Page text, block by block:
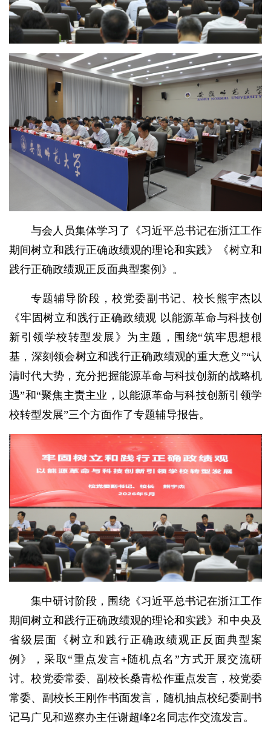
与会人员集体学习了《习近平总书记在浙江工作
期间树立和践行正确政绩观的理论和实践》《树立和
践行正确政绩观正反面典型案例》。
专题辅导阶段，校党委副书记、校长熊宇杰以
《牢固树立和践行正确政绩观 以能源革命与科技创
新引领学校转型发展》为主题，围绕“筑牢思想根
基，深刻领会树立和践行正确政绩观的重大意义”“认
清时代大势，充分把握能源革命与科技创新的战略机
遇”和“聚焦主责主业，以能源革命与科技创新引领学
校转型发展”三个方面作了专题辅导报告。
集中研讨阶段，围绕《习近平总书记在浙江工作
期间树立和践行正确政绩观的理论和实践》和中央及
省级层面《树立和践行正确政绩观正反面典型案
例》，采取“重点发言+随机点名”方式开展交流研
讨。校党委常委、副校长桑青松作重点发言，校党委
常委、副校长王刚作书面发言，随机抽点校纪委副书
记马广见和巡察办主任谢超峰2名同志作交流发言。